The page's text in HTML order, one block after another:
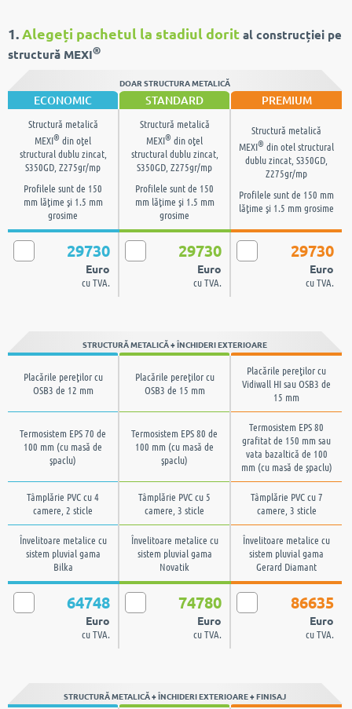
1.Alegeți pachetul la stadiul dorit al construcției pe
structură MEXI®
DOAR STRUCTURA METALICĂ
ECONOMIC STANDARD PREMIUM
Structură metalică
MEXI® din oţel
structural dublu zincat,
S350GD, Z275gr/mp
Profilele sunt de 150
mm lăţime şi 1.5 mm
grosime
Structură metalică
MEXI® din oţel
structural dublu zincat,
S350GD, Z275gr/mp
Profilele sunt de 150
mm lăţime şi 1.5 mm
grosime
Structură metalică
MEXI® din otel structural
dublu zincat, S350GD,
Z275gr/mp
Profilele sunt de 150 mm
lăţime şi 1.5 mm grosime
29730
Euro
cu TVA.
29730
Euro
cu TVA.
29730
Euro
cu TVA.
STRUCTURĂ METALICĂ + ÎNCHIDERI EXTERIOARE
Placările pereţilor cu
OSB3 de 12 mm
Placările pereţilor cu
OSB3 de 15 mm
Placările pereţilor cu
Vidiwall HI sau OSB3 de
15 mm
Termosistem EPS 70 de
100 mm (cu masă de
şpaclu)
Termosistem EPS 80 de
100 mm (cu masă de
şpaclu)
Termosistem EPS 80
grafitat de 150 mm sau
vata bazaltică de 100
mm (cu masă de şpaclu)
Tâmplărie PVC cu 4
camere, 2 sticle
Tâmplărie PVC cu 5
camere, 3 sticle
Tâmplărie PVC cu 7
camere, 3 sticle
Învelitoare metalice cu
sistem pluvial gama
Bilka
Învelitoare metalice cu
sistem pluvial gama
Novatik
Învelitoare metalice cu
sistem pluvial gama
Gerard Diamant
64748
Euro
cu TVA.
74780
Euro
cu TVA.
86635
Euro
cu TVA.
STRUCTURĂ METALICĂ + ÎNCHIDERI EXTERIOARE + FINISAJ